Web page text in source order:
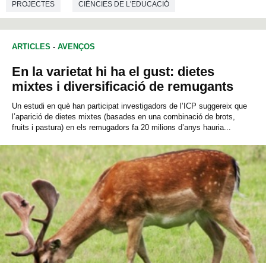
PROJECTES CIÈNCIES DE L'EDUCACIÓ
ANTROPOLOGIA
ARTICLES - AVENÇOS
En la varietat hi ha el gust: dietes
mixtes i diversificació de remugants
Un estudi en què han participat investigadors de l’ICP suggereix que
l’aparició de dietes mixtes (basades en una combinació de brots,
fruits i pastura) en els remugadors fa 20 milions d’anys hauria...